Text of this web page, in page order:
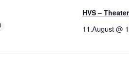
HVS –
11.August @